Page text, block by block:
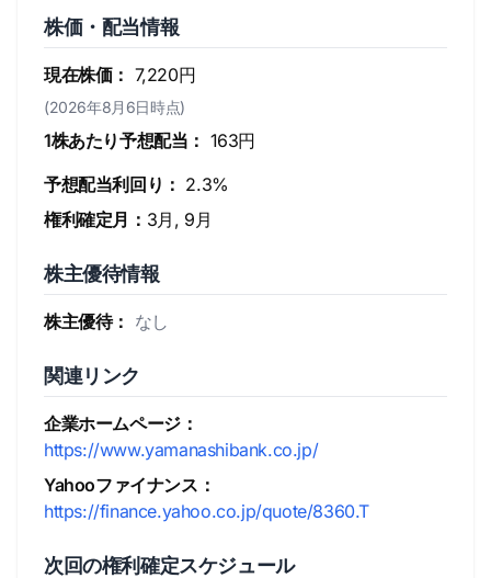
株価・配当情報
現在株価： 7,220円
(2026年8月6日時点)
1株あたり予想配当： 163円
予想配当利回り： 2.3%
権利確定月： 3月, 9月
株主優待情報
株主優待： なし
関連リンク
企業ホームページ：
https://www.yamanashibank.co.jp/
Yahooファイナンス：
https://finance.yahoo.co.jp/quote/8360.T
次回の権利確定スケジュール